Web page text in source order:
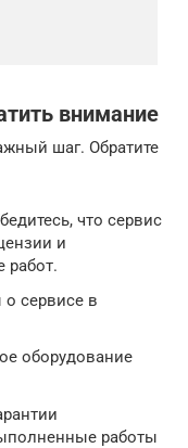
внимание
шаг. Обратите
что сервис
и
работ.
сервисе в
оборудование
работы